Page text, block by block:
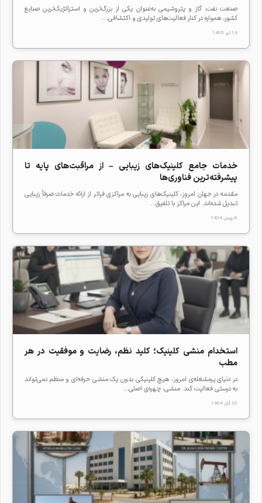
صنعت نفت، گاز و پتروشیمی به‌عنوان یکی از بزرگ‌ترین و استراتژیک‌ترین صنایع
کشور، همواره در کنار فعالیت‌های تولیدی و اکتشافی،...
14 تیر 1405
خدمات جامع کلینیک‌های زیبایی – از مراقبت‌های پایه تا
پیشرفته‌ترین فناوری‌ها
مقدمه در جهان امروز، کلینیک‌های زیبایی به مراکزی فراتر از ارائه خدمات صرفاً زیبایی
تبدیل شده‌اند. این مراکز با تلفیق...
6 بهمن 1404
استخدام منشی کلینیک؛ کلید نظم، رضایت و موفقیت در هر
مطب
در دنیای پرمشغله‌ی امروز، هیچ کلینیکی بدون یک منشی حرفه‌ای و منظم نمی‌تواند
به درستی فعالیت کند. منشی، چهره‌ی اصلی...
23 آبان 1404